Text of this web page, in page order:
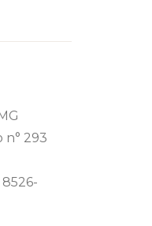
n° 293
8526-